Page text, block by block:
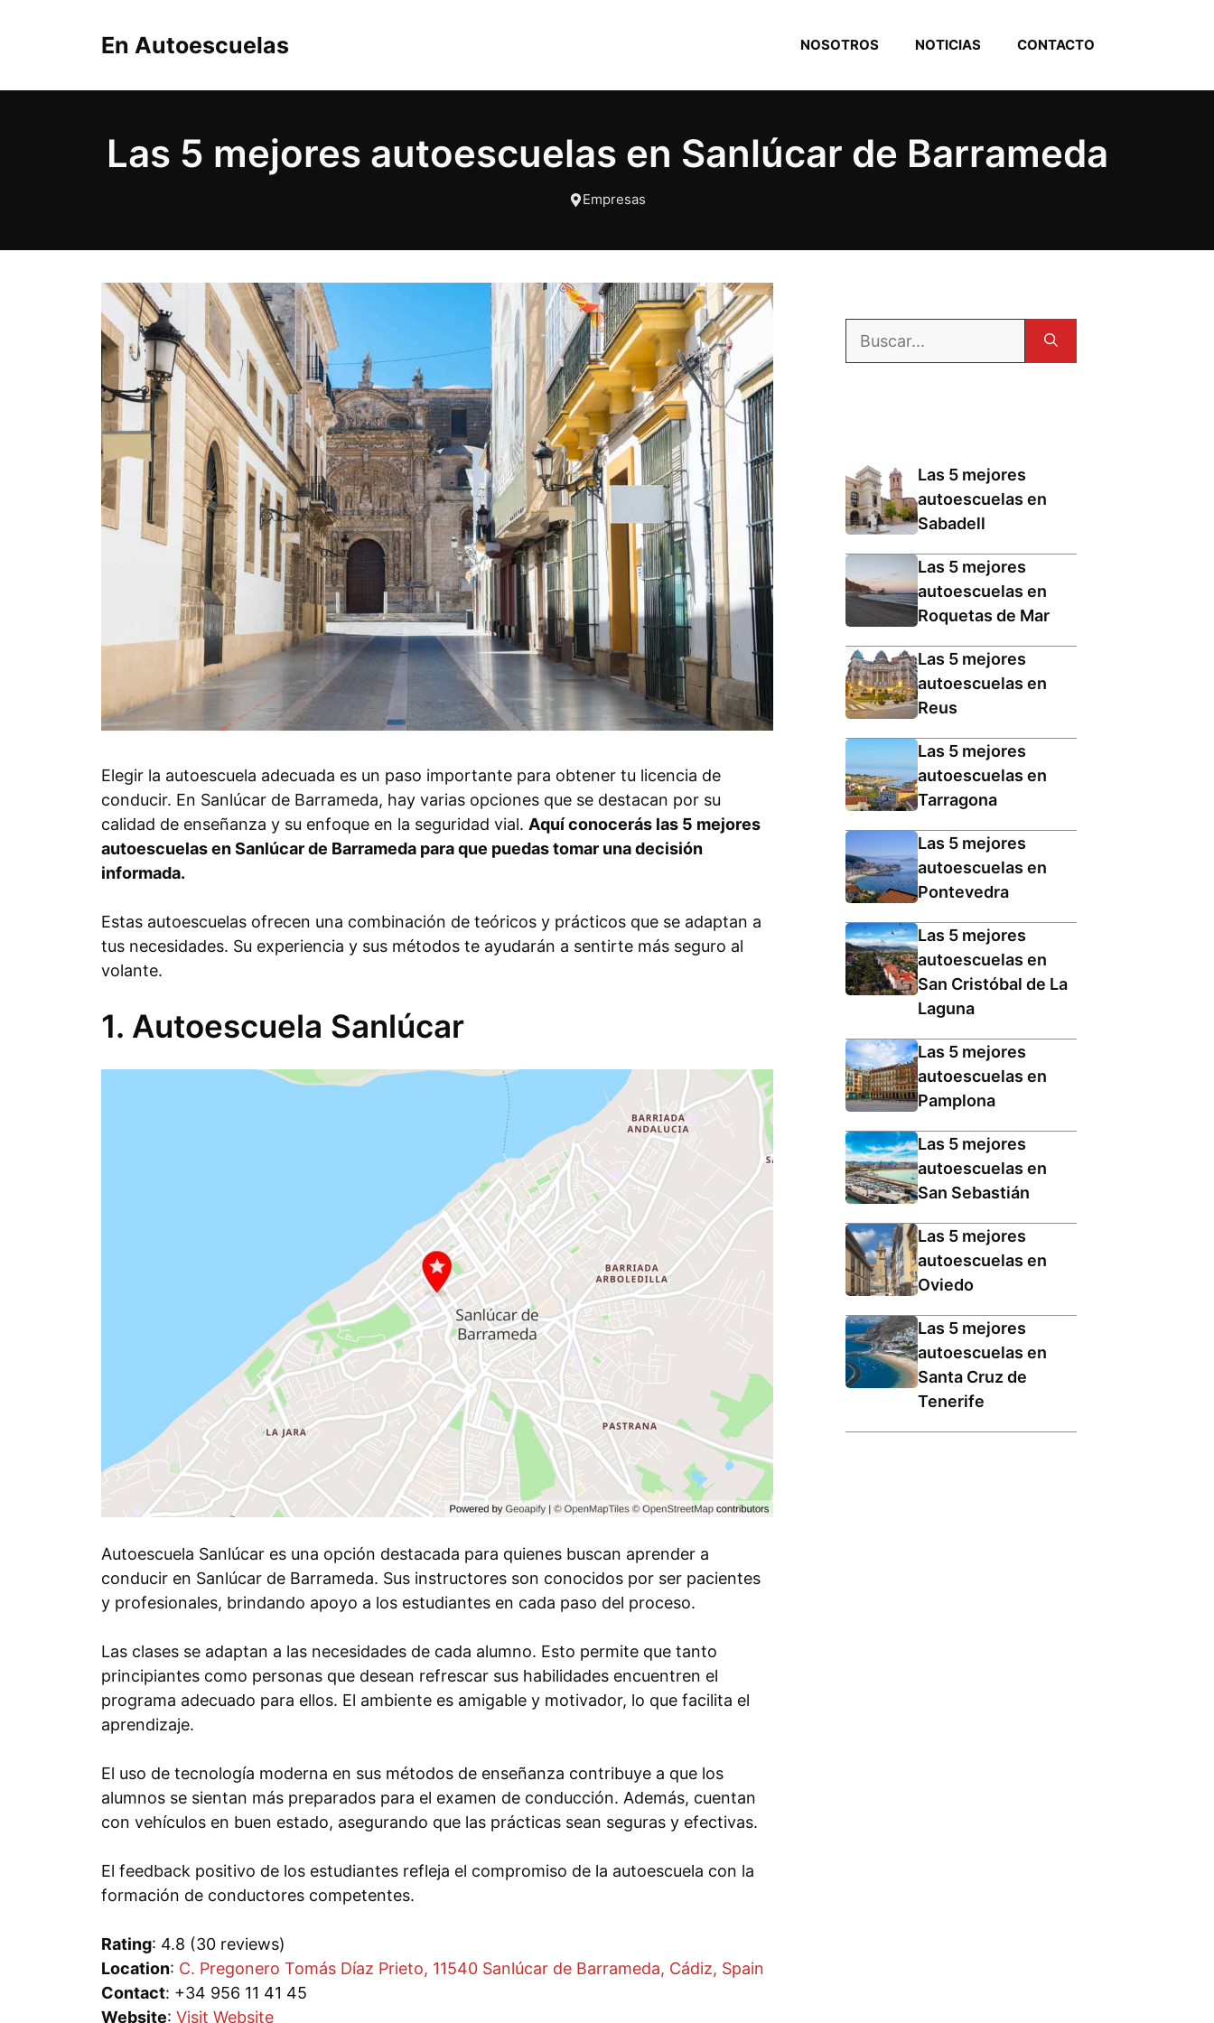
En Autoescuelas NOSOTROS NOTICIAS CONTACTO
Las 5 mejores autoescuelas en Sanlúcar de Barrameda
Empresas
Elegir la autoescuela adecuada es un paso importante para obtener tu licencia de
conducir. En Sanlúcar de Barrameda, hay varias opciones que se destacan por su
calidad de enseñanza y su enfoque en la seguridad vial. Aquí conocerás las 5 mejores
autoescuelas en Sanlúcar de Barrameda para que puedas tomar una decisión
informada.
Estas autoescuelas ofrecen una combinación de teóricos y prácticos que se adaptan a
tus necesidades. Su experiencia y sus métodos te ayudarán a sentirte más seguro al
volante.
1. Autoescuela Sanlúcar
Autoescuela Sanlúcar es una opción destacada para quienes buscan aprender a
conducir en Sanlúcar de Barrameda. Sus instructores son conocidos por ser pacientes
y profesionales, brindando apoyo a los estudiantes en cada paso del proceso.
Las clases se adaptan a las necesidades de cada alumno. Esto permite que tanto
principiantes como personas que desean refrescar sus habilidades encuentren el
programa adecuado para ellos. El ambiente es amigable y motivador, lo que facilita el
aprendizaje.
El uso de tecnología moderna en sus métodos de enseñanza contribuye a que los
alumnos se sientan más preparados para el examen de conducción. Además, cuentan
con vehículos en buen estado, asegurando que las prácticas sean seguras y efectivas.
El feedback positivo de los estudiantes refleja el compromiso de la autoescuela con la
formación de conductores competentes.
Rating: 4.8 (30 reviews)
Location: C. Pregonero Tomás Díaz Prieto, 11540 Sanlúcar de Barrameda, Cádiz, Spain
Contact: +34 956 11 41 45
Website: Visit Website
Las 5 mejores
autoescuelas en
Sabadell
Las 5 mejores
autoescuelas en
Roquetas de Mar
Las 5 mejores
autoescuelas en
Reus
Las 5 mejores
autoescuelas en
Tarragona
Las 5 mejores
autoescuelas en
Pontevedra
Las 5 mejores
autoescuelas en
San Cristóbal de La
Laguna
Las 5 mejores
autoescuelas en
Pamplona
Las 5 mejores
autoescuelas en
San Sebastián
Las 5 mejores
autoescuelas en
Oviedo
Las 5 mejores
autoescuelas en
Santa Cruz de
Tenerife